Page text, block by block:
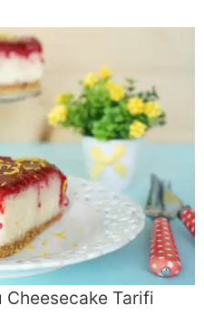
Cheesecake Tarifi